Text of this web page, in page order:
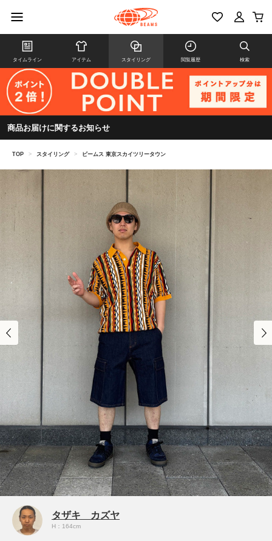
タイムライン アイテム スタイリング 閲覧履歴 検索
商品お届けに関するお知らせ
TOP > スタイリング > ビームス 東京スカイツリータウン
タザキ カズヤ
H：164cm